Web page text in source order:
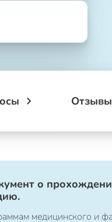
о
медицинского и